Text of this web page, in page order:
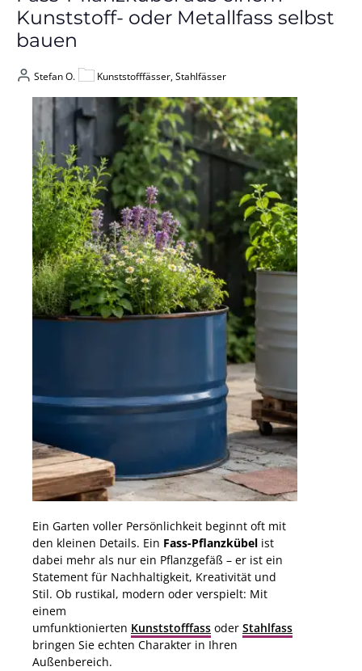
Kunststoff- oder Metallfass selbst
bauen
Stefan O. Kunststofffässer, Stahlfässer
Ein Garten voller Persönlichkeit beginnt oft mit
den kleinen Details. Ein Fass-Pflanzkübel ist
dabei mehr als nur ein Pflanzgefäß – er ist ein
Statement für Nachhaltigkeit, Kreativität und
Stil. Ob rustikal, modern oder verspielt: Mit
einem
umfunktionierten Kunststofffass oder Stahlfass
bringen Sie echten Charakter in Ihren
Außenbereich.